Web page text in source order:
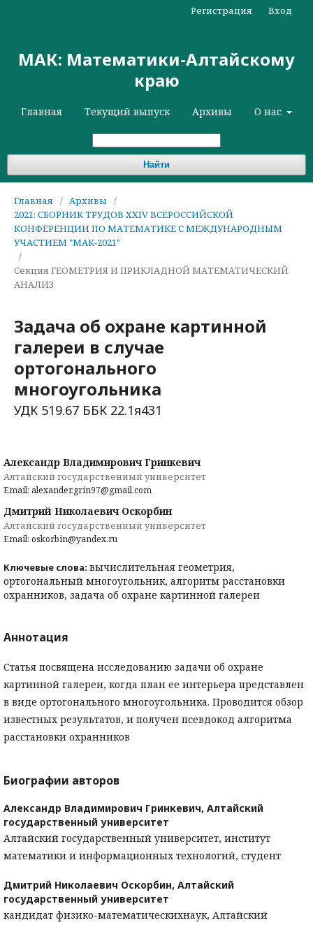
МАК: Математики-Алтайскому
краю
Главная Текущий выпуск Архивы О нас
Найти
Регистрация Вход
Главная / Архивы
/
2021: СБОРНИК ТРУДОВ XXIV ВСЕРОССИЙСКОЙ
КОНФЕРЕНЦИИ ПО МАТЕМАТИКЕ С МЕЖДУНАРОДНЫМ
УЧАСТИЕМ "МАК-2021"
/
Секция ГЕОМЕТРИЯ И ПРИКЛАДНОЙ МАТЕМАТИЧЕСКИЙ
АНАЛИЗ
Задача об охране картинной
галереи в случае
ортогонального
многоугольника
УДК 519.67 ББК 22.1я431
Александр Владимирович Гринкевич
Алтайский государственный университет
Email: alexander.grin97@gmail.com
Дмитрий Николаевич Оскорбин
Алтайский государственный университет
Email: oskorbin@yandex.ru
Ключевые слова: вычислительная геометрия,
ортогональный многоугольник, алгоритм расстановки
охранников, задача об охране картинной галереи
Аннотация
Статья посвящена исследованию задачи об охране
картинной галереи, когда план ее интерьера представлен
в виде ортогонального многоугольника. Проводится обзор
известных результатов, и получен псевдокод алгоритма
расстановки охранников
Биографии авторов
Александр Владимирович Гринкевич, Алтайский
государственный университет
Алтайский государственный университет, институт
математики и информационных технологий, студент
Дмитрий Николаевич Оскорбин, Алтайский
государственный университет
кандидат физико-математическихнаук, Алтайский